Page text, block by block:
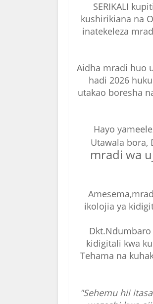
SERIKALI
kushirikiana na
inatekeleza
Aidha mradi huo
hadi 2026
utakao boresha
Hayo
Utawala bora,
mradi wa
ikolojia ya
kidigitali kwa
Tehama na
"Sehemu hii